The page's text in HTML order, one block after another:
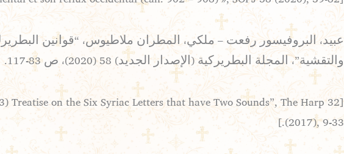
والتقشية”، المجلة البطريركية (الإصدار الجديد) 58 (2020)، ص 83-117.
on the Six Syriac Letters that have Two Sounds”, The Harp 32
(2017), 9-33.]